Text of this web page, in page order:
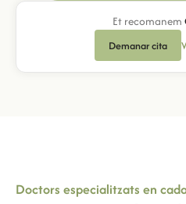
Et recomanem
Demanar cita
Doctors especialitzats en